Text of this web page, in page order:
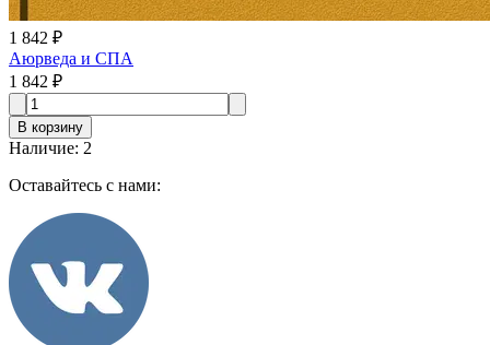
1 842 ₽
Аюрведа и СПА
1 842 ₽
В корзину
Наличие: 2
Оставайтесь с нами: